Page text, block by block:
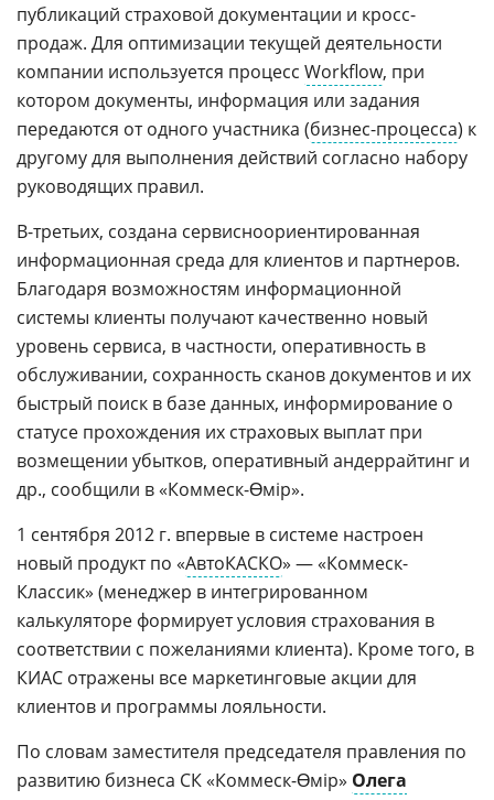
публикаций страховой документации и кросс-
продаж. Для оптимизации текущей деятельности
компании используется процесс Workflow, при
котором документы, информация или задания
передаются от одного участника (бизнес-процесса) к
другому для выполнения действий согласно набору
руководящих правил.
В-третьих, создана сервисноориентированная
информационная среда для клиентов и партнеров.
Благодаря возможностям информационной
системы клиенты получают качественно новый
уровень сервиса, в частности, оперативность в
обслуживании, сохранность сканов документов и их
быстрый поиск в базе данных, информирование о
статусе прохождения их страховых выплат при
возмещении убытков, оперативный андеррайтинг и
др., сообщили в «Коммеск-Өмір».
1 сентября 2012 г. впервые в системе настроен
новый продукт по «АвтоКАСКО» — «Коммеск-
Классик» (менеджер в интегрированном
калькуляторе формирует условия страхования в
соответствии с пожеланиями клиента). Кроме того, в
КИАС отражены все маркетинговые акции для
клиентов и программы лояльности.
По словам заместителя председателя правления по
развитию бизнеса СК «Коммеск-Өмір» Олега